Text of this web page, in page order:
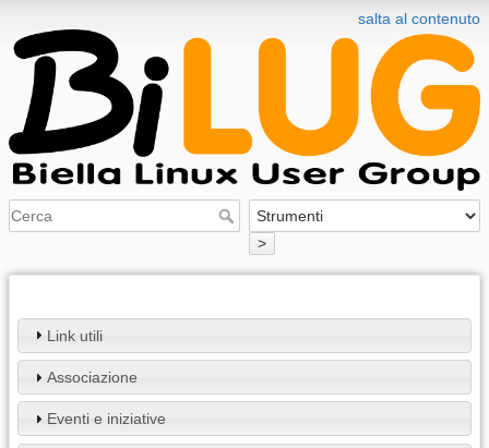
salta al contenuto
>
Link utili
Associazione
Eventi e iniziative